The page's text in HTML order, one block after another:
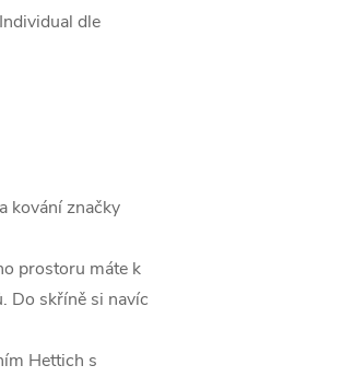
dle
kování značky
prostoru máte k
Do skříně si navíc
Hettich s